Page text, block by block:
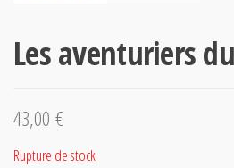
Les aventuriers
43,00 €
Rupture de stock